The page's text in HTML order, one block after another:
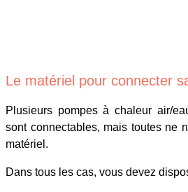
Le matériel pour connecter
Plusieurs pompes à chaleur air/
sont connectables, mais toutes ne
matériel.
Dans tous les cas, vous devez